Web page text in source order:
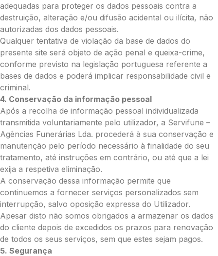
Pague mais tarde
Pedidos/Informações adicionais
Total:
0.00
€
Enviar Flores (Paypal)
adequadas para proteger os dados pessoais contra a
destruição, alteração e/ou difusão acidental ou ilícita, não
autorizadas dos dados pessoais.
Qualquer tentativa de violação da base de dados do
presente site será objeto de ação penal e queixa-crime,
conforme previsto na legislação portuguesa referente a
bases de dados e poderá implicar responsabilidade civil e
criminal.
4. Conservação da informação pessoal
Após a recolha de informação pessoal individualizada
transmitida voluntariamente pelo utilizador, a Servifune –
Agências Funerárias Lda. procederá à sua conservação e
manutenção pelo período necessário à finalidade do seu
tratamento, até instruções em contrário, ou até que a lei
exija a respetiva eliminação.
A conservação dessa informação permite que
continuemos a fornecer serviços personalizados sem
interrupção, salvo oposição expressa do Utilizador.
Apesar disto não somos obrigados a armazenar os dados
do cliente depois de excedidos os prazos para renovação
de todos os seus serviços, sem que estes sejam pagos.
5. Segurança